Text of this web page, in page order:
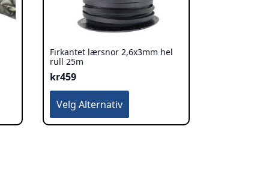
Firkantet lærsnor 2,6x3mm hel
rull 25m
kr459
Velg Alternativ
produktet
har